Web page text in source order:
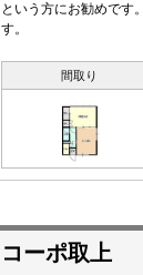
という方にお勧めです
す。
間取り
コーポ取上